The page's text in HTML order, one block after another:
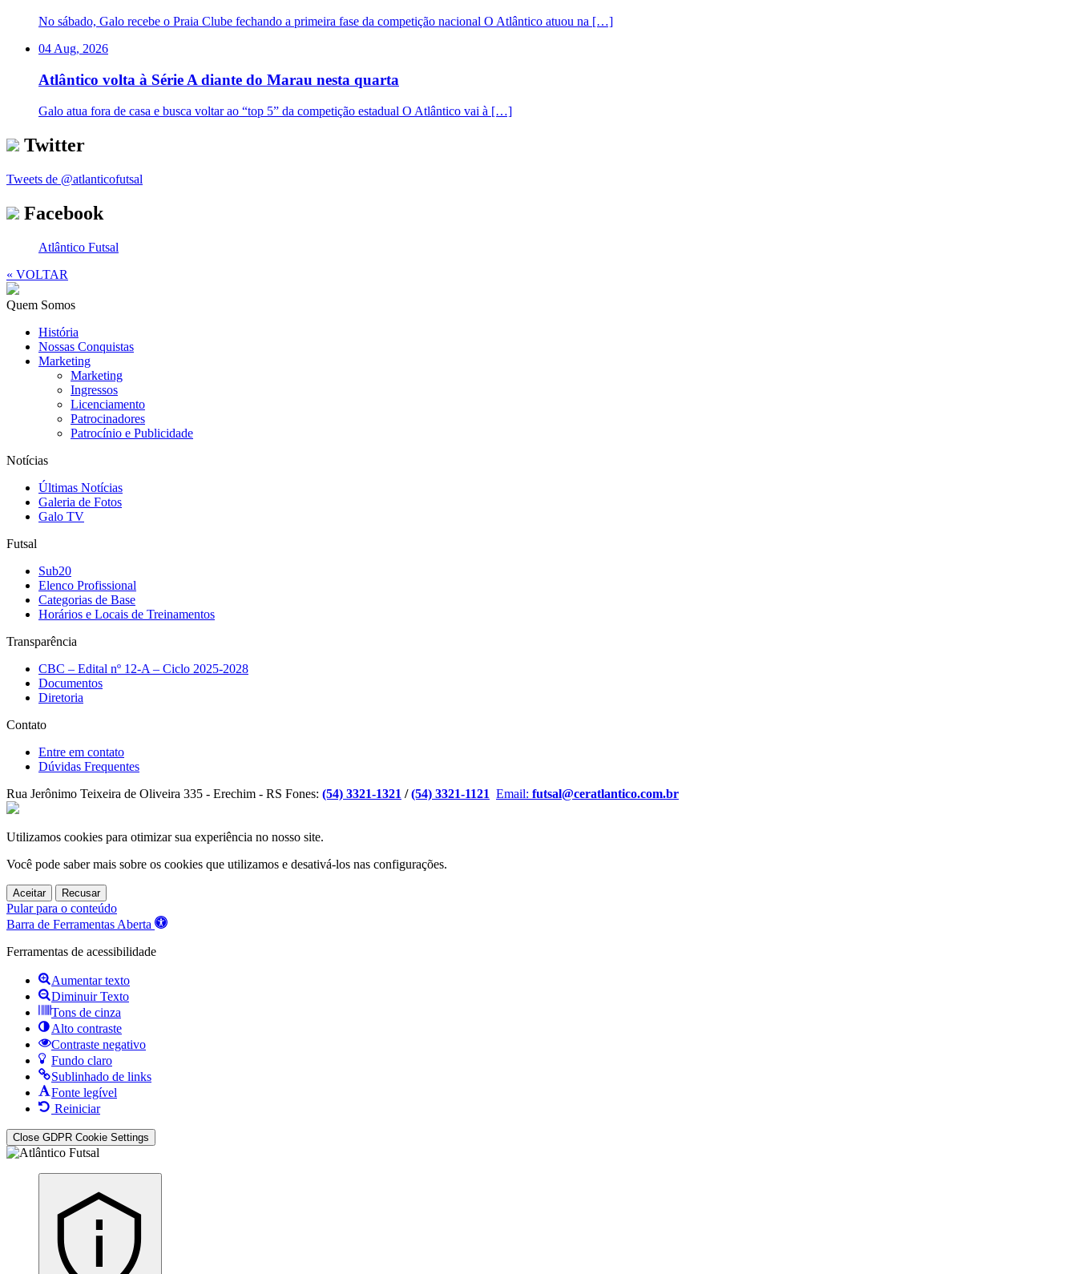
No sábado, Galo recebe o Praia Clube fechando a primeira fase da competição nacional O Atlântico atuou na […]
04 Aug, 2026
Atlântico volta à Série A diante do Marau nesta quarta
Galo atua fora de casa e busca voltar ao “top 5” da competição estadual O Atlântico vai à […]
Twitter
Tweets de @atlanticofutsal
Facebook
Atlântico Futsal
« VOLTAR
Quem Somos
História
Nossas Conquistas
Marketing
Marketing
Ingressos
Licenciamento
Patrocinadores
Patrocínio e Publicidade
Notícias
Últimas Notícias
Galeria de Fotos
Galo TV
Futsal
Sub20
Elenco Profissional
Categorias de Base
Horários e Locais de Treinamentos
Transparência
CBC – Edital nº 12-A – Ciclo 2025-2028
Documentos
Diretoria
Contato
Entre em contato
Dúvidas Frequentes
Rua Jerônimo Teixeira de Oliveira 335 - Erechim - RS Fones: (54) 3321-1321 /(54) 3321-1121 Email: futsal@ceratlantico.com.br
Utilizamos cookies para otimizar sua experiência no nosso site.
Você pode saber mais sobre os cookies que utilizamos e desativá-los nas configurações.
Aceitar Recusar
Pular para o conteúdo
Barra de Ferramentas Aberta
Ferramentas de acessibilidade
Aumentar texto
Diminuir Texto
Tons de cinza
Alto contraste
Contraste negativo
Fundo claro
Sublinhado de links
Fonte legível
Reiniciar
Close GDPR Cookie Settings